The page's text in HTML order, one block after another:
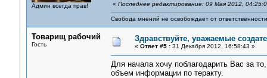
Админ всегда прав! « Последнее редактирование: 09 Мая 2012,
Свобода мнений не освобождает от
Товарищ рабочий
Гость
Здравствуйте, уважаемые
« Ответ #5 :31 Декабря 2012, 16:58:43 »
Для начала хочу поблагодарить Вас за
объем информации по теракту.